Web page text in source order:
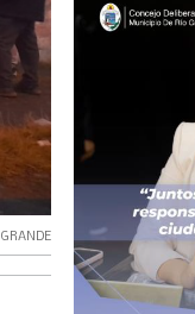
GRANDE